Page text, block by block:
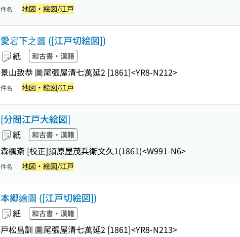
件名 地図・絵図/江戸
愛宕下之圖 ([江戸切絵図])
紙 和古書・漢籍
景山致恭 圖尾張屋清七萬延2 [1861]<YR8-N212>
件名 地図・絵図/江戸
[分間江戸大絵図]
紙 和古書・漢籍
森楓斎 [校正]須原屋茂兵衛文久1(1861)<W991-N6>
件名 地図・絵図/江戸
本郷繪圖 ([江戸切絵図])
紙 和古書・漢籍
戸松昌訓 圖尾張屋清七萬延2 [1861]<YR8-N213>